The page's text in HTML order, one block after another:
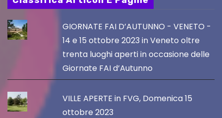
GIORNATE FAI D’AUTUNNO - VENETO -
14 e 15 ottobre 2023 in Veneto oltre
trenta luoghi aperti in occasione delle
Giornate FAI d’Autunno
VILLE APERTE in FVG, Domenica 15
ottobre 2023